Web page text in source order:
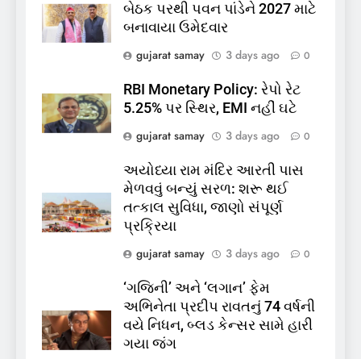
બેઠક પરથી પવન પાંડેને 2027 માટે
બનાવાયા ઉમેદવાર
gujarat samay
3 days ago 0
RBI Monetary Policy: રેપો રેટ
5.25% પર સ્થિર, EMI નહીં ઘટે
gujarat samay
3 days ago 0
અયોધ્યા રામ મંદિર આરતી પાસ
મેળવવું બન્યું સરળ: શરૂ થઈ
તત્કાલ સુવિધા, જાણો સંપૂર્ણ
પ્રક્રિયા
gujarat samay
3 days ago 0
‘ગજિની’ અને ‘લગાન’ ફેમ
અભિનેતા પ્રદીપ રાવતનું 74 વર્ષની
વયે નિધન, બ્લડ કેન્સર સામે હારી
ગયા જંગ
કોડીનારના છારા દરિયાકાંઠે પાંચ
કિશોરો ડૂબ્યા, 3નો બચાવ, 2
લાપતા
GUJARAT TOP NEWS
6
પાસપોર્ટ વેરિફિકેશન માટે હવે
પોલીસ સ્ટેશનના ધક્કામાંથી
પ્રક્રિયા બની સરળ
GUJARAT TOP NEWS
7
રાજ્યસભામાં ‘જન્મ અને મૃત્યુ
પાસ, વિપક્ષનો ઉગ્ર હોબાળો
8
શું તમારું મધ કે ઘી ખરેખર શુદ્ધ
છે? FSSAIએ ડાબરના દાવાઓની